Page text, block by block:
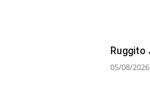
Ruggito
05/08/2026